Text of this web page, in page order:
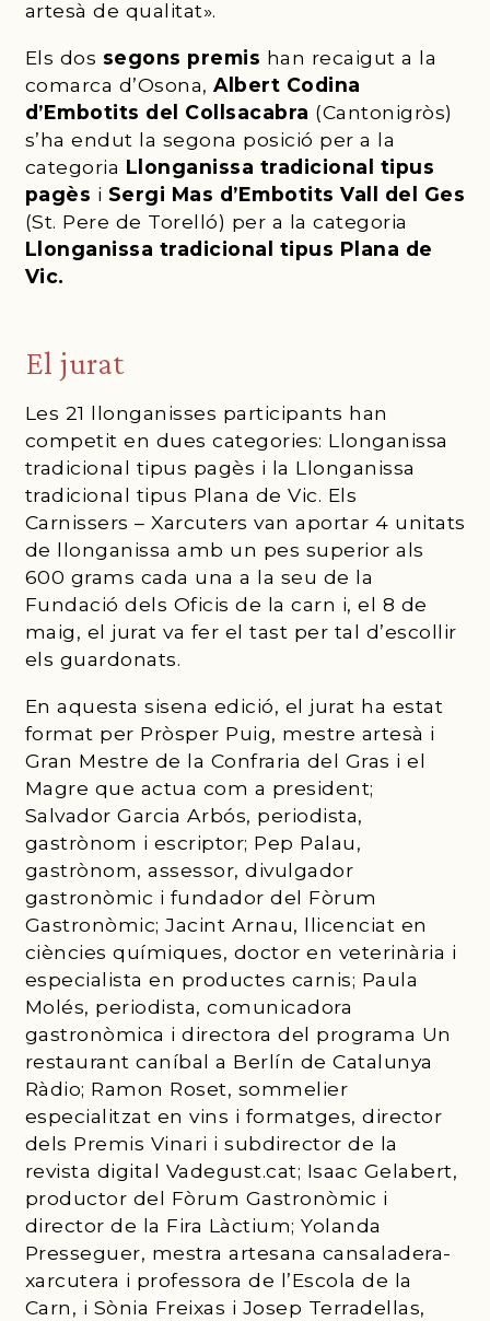
artesà de qualitat».
Els dos segons premis han recaigut a la
comarca d’Osona, Albert Codina
d’Embotits del Collsacabra (Cantonigròs)
s’ha endut la segona posició per a la
categoria Llonganissa tradicional tipus
pagès i Sergi Mas d’Embotits Vall del Ges
(St. Pere de Torelló) per a la categoria
Llonganissa tradicional tipus Plana de
Vic.
El jurat
Les 21 llonganisses participants han
competit en dues categories: Llonganissa
tradicional tipus pagès i la Llonganissa
tradicional tipus Plana de Vic. Els
Carnissers – Xarcuters van aportar 4 unitats
de llonganissa amb un pes superior als
600 grams cada una a la seu de la
Fundació dels Oficis de la carn i, el 8 de
maig, el jurat va fer el tast per tal d’escollir
els guardonats.
En aquesta sisena edició, el jurat ha estat
format per Pròsper Puig, mestre artesà i
Gran Mestre de la Confraria del Gras i el
Magre que actua com a president;
Salvador Garcia Arbós, periodista,
gastrònom i escriptor; Pep Palau,
gastrònom, assessor, divulgador
gastronòmic i fundador del Fòrum
Gastronòmic; Jacint Arnau, llicenciat en
ciències químiques, doctor en veterinària i
especialista en productes carnis; Paula
Molés, periodista, comunicadora
gastronòmica i directora del programa Un
restaurant caníbal a Berlín de Catalunya
Ràdio; Ramon Roset, sommelier
especialitzat en vins i formatges, director
dels Premis Vinari i subdirector de la
revista digital Vadegust.cat; Isaac Gelabert,
productor del Fòrum Gastronòmic i
director de la Fira Làctium; Yolanda
Presseguer, mestra artesana cansaladera-
xarcutera i professora de l’Escola de la
Carn, i Sònia Freixas i Josep Terradellas,